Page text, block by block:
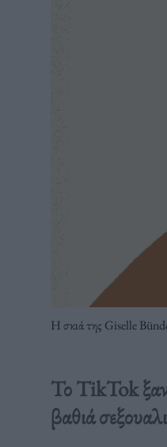
Η σκιά της Giselle
Το TikTok
βαθιά